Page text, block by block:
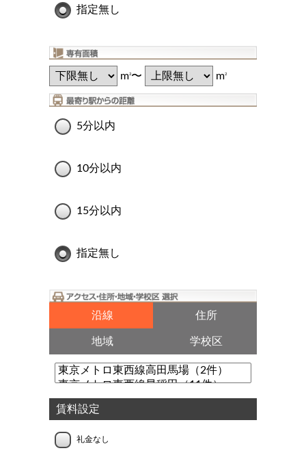
指定無し
m2〜 m2
5分以内
10分以内
15分以内
指定無し
沿線 住所
地域 学校区
賃料設定
礼金なし